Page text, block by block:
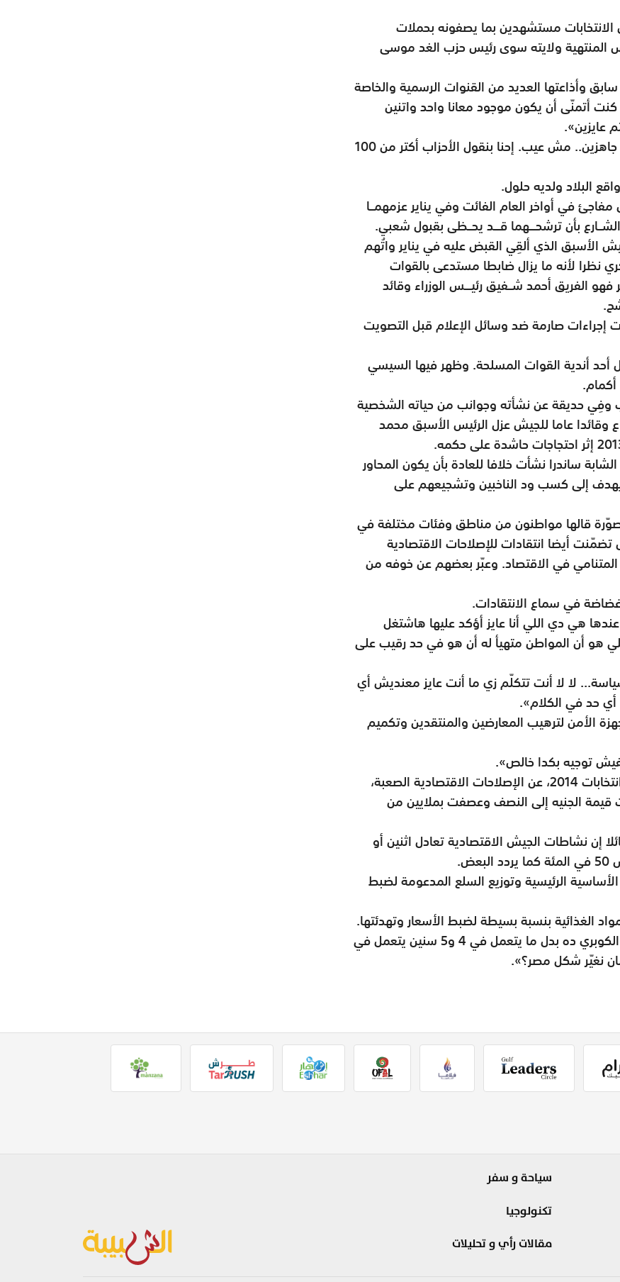
مستشهدين بما يصفونه بحملات
المنتهية ولايته سوى رئيس حزب الغد موسى
وأذاعتها العديد من القنوات الرسمية والخاصة
أتمنّى أن يكون موجود معانا واحد واتنين
عايزين».
وسألته المحاورة عمّا حدث فأجاب «إحنا لسه مش جاهزين.. مش عيب. إحنا بنقول الأحزاب أكتر من 100
البلاد ولديه حلول.
في أواخر العام الفائت وفي يناير عزمهمــا
بأن ترشحـــهما قـــد يحــظى بقبول شعبي.
الأسبق الذي ألقِي القبض عليه في يناير واتُهم
نظرا لأنه ما يزال ضابطا مستدعى بالقوات
الفريق أحمد شــفيق رئيـــس الوزراء وقائد
صارمة ضد وسائل الإعلام قبل التصويت
أندية القوات المسلحة. وظهر فيها السيسي
وفِي حديقة عن نشأته وجوانب من حياته الشخصية
وقائدا عاما للجيش عزل الرئيس الأسبق محمد
ساندرا نشأت خلافا للعادة بأن يكون المحاور
إلى كسب ود الناخبين وتشجيعهم على
قالها مواطنون من مناطق وفئات مختلفة في
أيضا انتقادات للإصلاحات الاقتصادية
المتنامي في الاقتصاد. وعبّر بعضهم عن خوفه من
في سماع الانتقادات.
هي دي اللي أنا عايز أؤكد عليها هاشتغل
هو أن المواطن متهيأ له أن هو في حد رقيب على
لا لا أنت تتكلّم زي ما أنت عايز معنديش أي
حد في الكلام».
الأمن لترهيب المعارضين والمنتقدين وتكميم
توجيه بكدا خالص».
ودافع السيسي، الذي تولّى منصبه بعد اكتساحه انتخابات 2014، عن الإصلاحات الاقتصادية الصعبة،
الجنيه إلى النصف وعصفت بملايين من
نشاطات الجيش الاقتصادية تعادل اثنين أو
الرئيسية وتوزيع السلع المدعومة لضبط
الغذائية بنسبة بسيطة لضبط الأسعار وتهدئتها.
وأضاف: «بقية الأمور إدارة عمل.. أنا النهارده عايز الكوبري ده بدل ما يتعمل في 4 و5 سنين يتعمل في
سياحة و سفر
تكنولوجيا
مقالات رأي و تحليلات